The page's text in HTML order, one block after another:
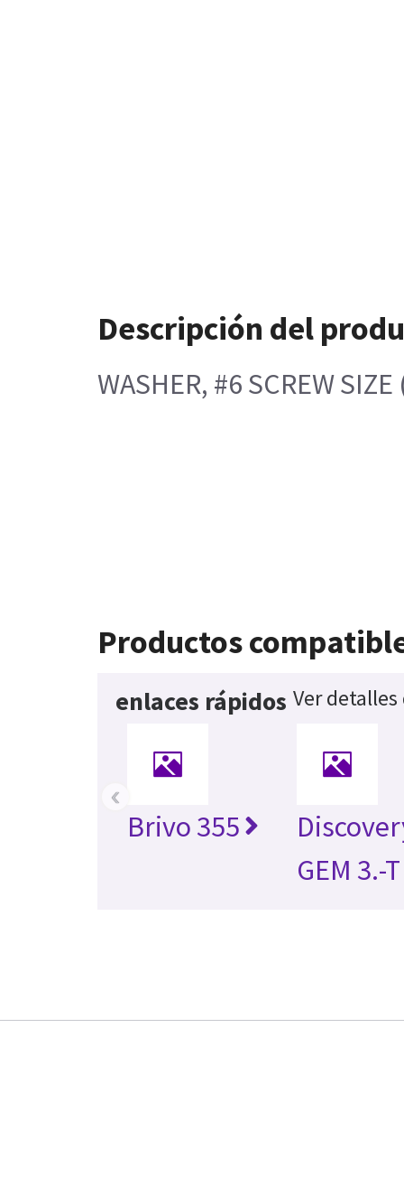
Descripción del
WASHER, #6 SCREW
Productos
enlaces rápidos Ver
Brivo 355
GEM 3.-T
‹